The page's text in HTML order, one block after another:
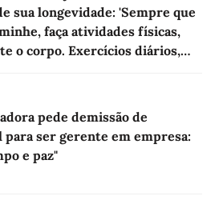
sua longevidade: 'Sempre que
faça atividades físicas,
o corpo. Exercícios diários,
pede demissão de
ser gerente em empresa:
e paz"